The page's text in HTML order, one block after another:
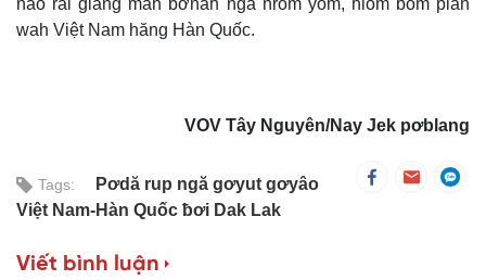
nao rai giăng mah bơnah ngă hrŏm yom, hlom bom plah
wah Việt Nam hăng Hàn Quốc.
VOV Tây Nguyên/Nay Jek pơblang
Tags:
Pơdă rup ngă gơyut gơyâo
Việt Nam-Hàn Quốc ƀơi Dak Lak
Viết bình luận